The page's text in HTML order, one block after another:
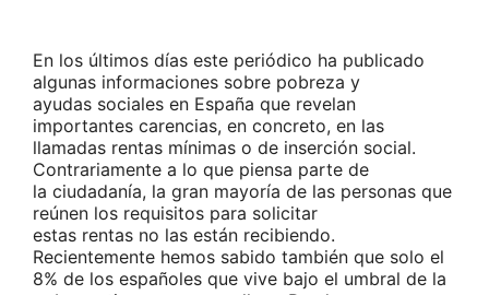
En los últimos días este periódico ha publicado
algunas informaciones sobre pobreza y
ayudas sociales en España que revelan
importantes carencias, en concreto, en las
llamadas rentas mínimas o de inserción social.
Contrariamente a lo que piensa parte de
la ciudadanía, la gran mayoría de las personas que
reúnen los requisitos para solicitar
estas rentas no las están recibiendo.
Recientemente hemos sabido también que solo el
8% de los españoles que vive bajo el umbral de la